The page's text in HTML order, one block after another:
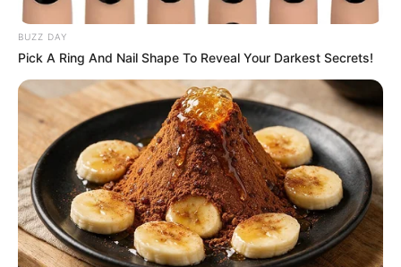
PRIX ALADDIN notre regret dans ce
Quinté
Pour vous proposer le meilleur pronostic PMU
BUZZ DAY
Pick A Ring And Nail Shape To Reveal Your Darkest Secrets!